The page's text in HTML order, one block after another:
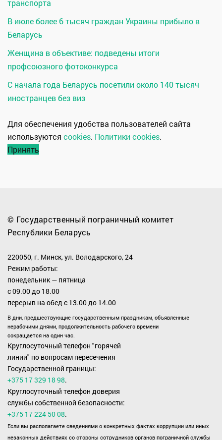
транспорта
В июле более 6 тысяч граждан Украины прибыло в
Беларусь
Женщина в объективе: подведены итоги
профсоюзного фотоконкурса
С начала года Беларусь посетили около 140 тысяч
иностранцев без виз
Для обеспечения удобства пользователей сайта
используются cookies. Политики cookies.
Принять
© Государственный пограничный комитет
Республики Беларусь
220050, г. Минск, ул. Володарского, 24
Режим работы:
понедельник — пятница
с 09.00 до 18.00
перерыв на обед с 13.00 до 14.00
В дни, предшествующие государственным праздникам, объявленные
нерабочими днями, продолжительность рабочего времени
сокращается на один час.
Круглосуточный телефон "горячей
линии" по вопросам пересечения
Государственной границы:
+375 17 329 18 98.
Круглосуточный телефон доверия
службы собственной безопасности:
+375 17 224 50 08.
Если вы располагаете сведениями о конкретных фактах коррупции или иных
незаконных действиях со стороны сотрудников органов пограничной службы